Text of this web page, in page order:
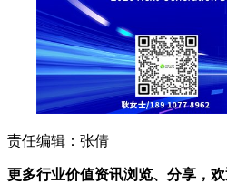
责任编辑：张倩
更多行业价值资讯浏览、分享，